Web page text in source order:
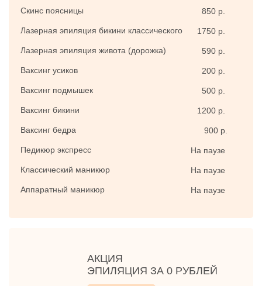
Скинс поясницы 850 р.
Лазерная эпиляция бикини классического 1750 р.
Лазерная эпиляция живота (дорожка) 590 р.
Ваксинг усиков 200 р.
Ваксинг подмышек 500 р.
Ваксинг бикини 1200 р.
Ваксинг бедра 900 р.
Педикюр экспресс На паузе
Классический маникюр На паузе
Аппаратный маникюр На паузе
АКЦИЯ
ЭПИЛЯЦИЯ ЗА 0 РУБЛЕЙ